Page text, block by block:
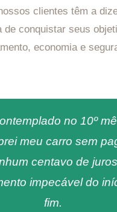
clientes têm a
de conquistar seus
economia e
no 10º
meu carro sem
centavo de
impecável do
fim.